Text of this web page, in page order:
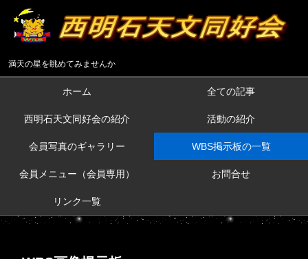
満天の星を眺めてみませんか
ホーム 全ての記事
西明石天文同好会の紹介 活動の紹介
会員写真のギャラリー WBS掲示板の一覧
会員メニュー（会員専用） お問合せ
リンク一覧